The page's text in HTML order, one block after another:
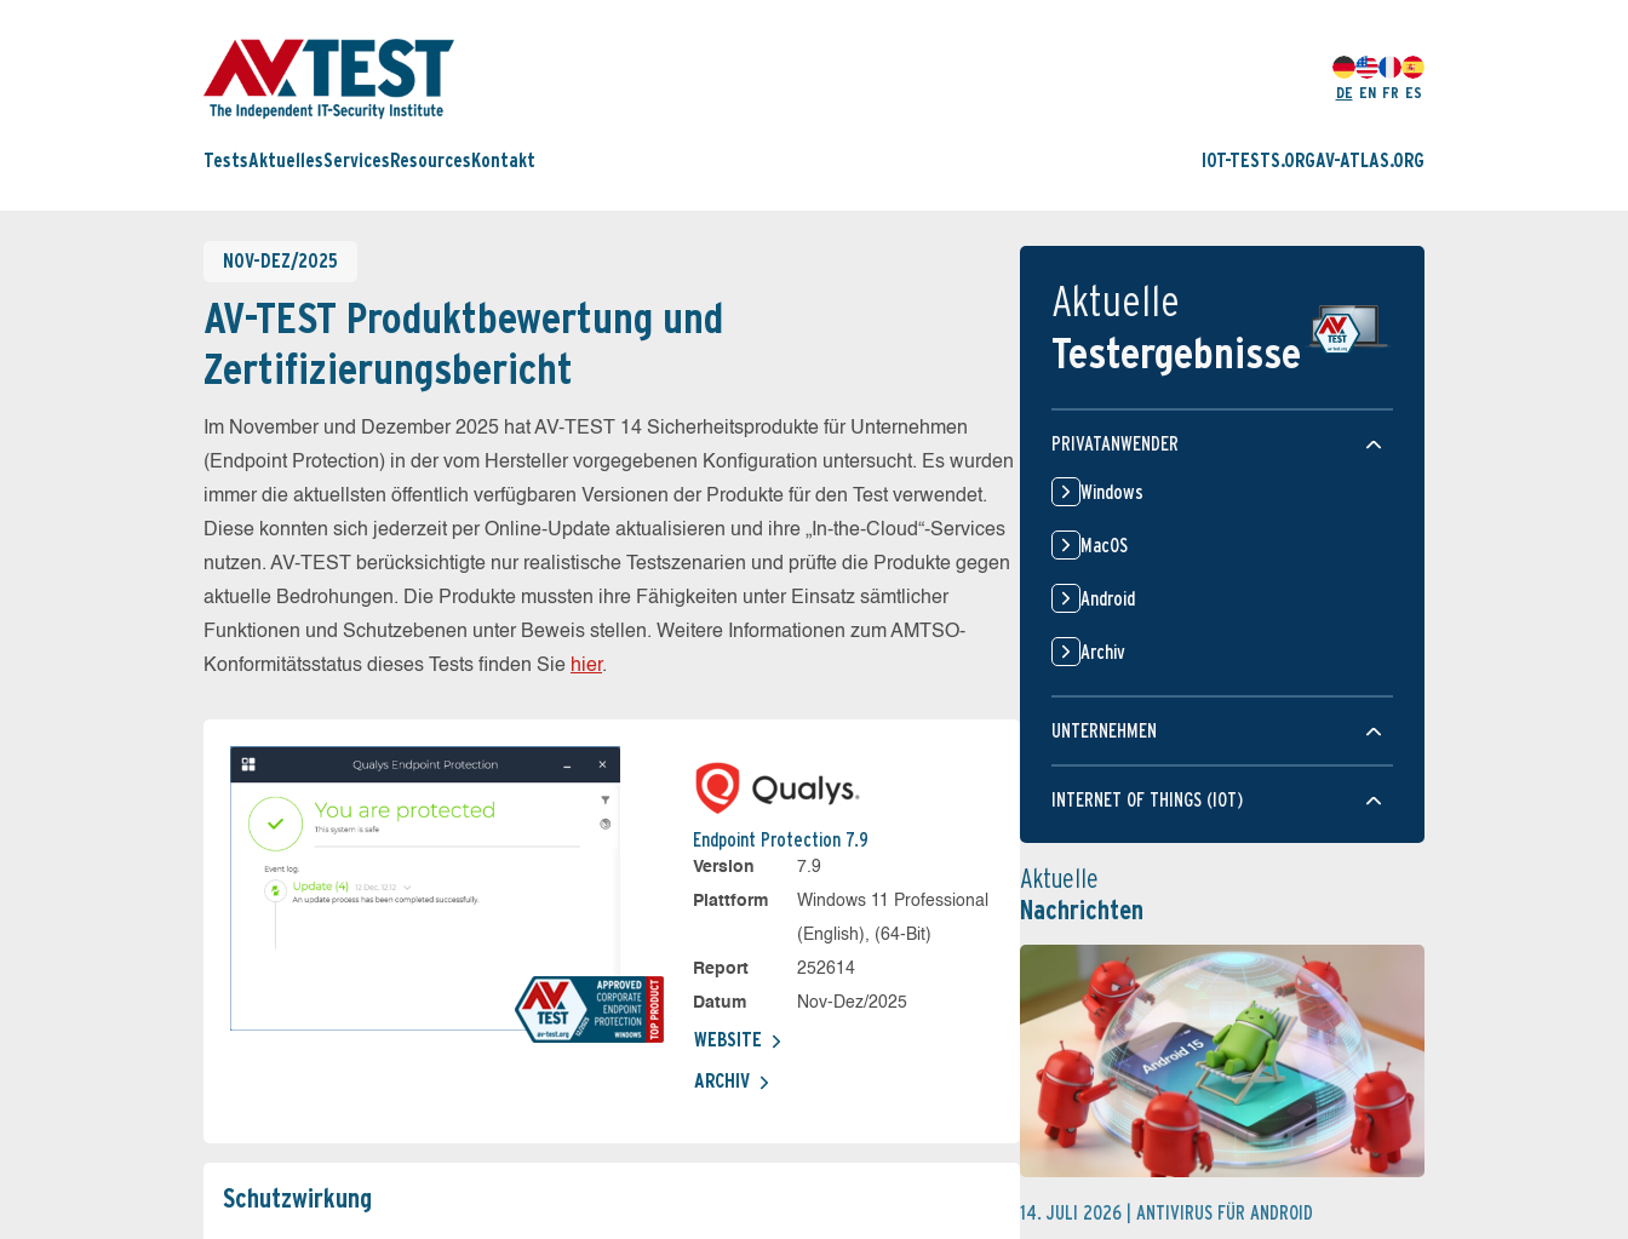
DE EN FR ES
TestsAktuellesServices Resources Kontakt IOT-TESTS.ORGAV-ATLAS.ORG
NOV-DEZ/2025
AV-TEST Produktbewertung und
Zertifizierungsbericht
Im November und Dezember 2025 hat AV-TEST 14 Sicherheitsprodukte für Unternehmen
(Endpoint Protection) in der vom Hersteller vorgegebenen Konfiguration untersucht. Es wurden
immer die aktuellsten öffentlich verfügbaren Versionen der Produkte für den Test verwendet.
Diese konnten sich jederzeit per Online-Update aktualisieren und ihre „In-the-Cloud“-Services
nutzen. AV-TEST berücksichtigte nur realistische Testszenarien und prüfte die Produkte gegen
aktuelle Bedrohungen. Die Produkte mussten ihre Fähigkeiten unter Einsatz sämtlicher
Funktionen und Schutzebenen unter Beweis stellen. Weitere Informationen zum AMTSO-
Konformitätsstatus dieses Tests finden Sie hier.
Endpoint Protection 7.9
Version
7.9
Plattform
Windows 11 Professional
(English), (64-Bit)
Report
252614
Datum
Nov-Dez/2025
WEBSITE
ARCHIV
Schutz­wirkung
Aktuelle
Testergebnisse
PRIVATANWENDER
Windows
MacOS
Android
Archiv
UNTERNEHMEN
INTERNET OF THINGS (IOT)
Aktuelle
Nachrichten
14. JULI 2026 | ANTIVIRUS FÜR ANDROID